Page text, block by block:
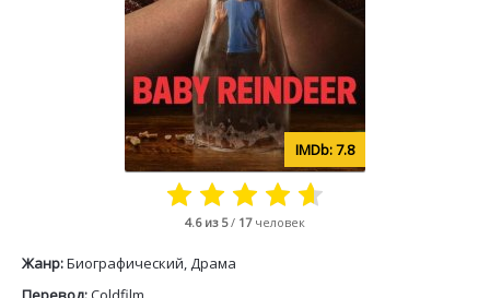
7.8
4.6из 5/ 17 человек
Жанр:Биографический, Драма